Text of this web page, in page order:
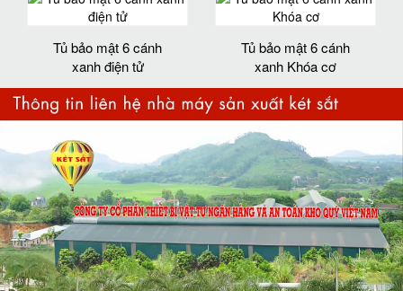
Tủ bảo mật 6 cánh
xanh điện tử
Tủ bảo mật 6 cánh
xanh Khóa cơ